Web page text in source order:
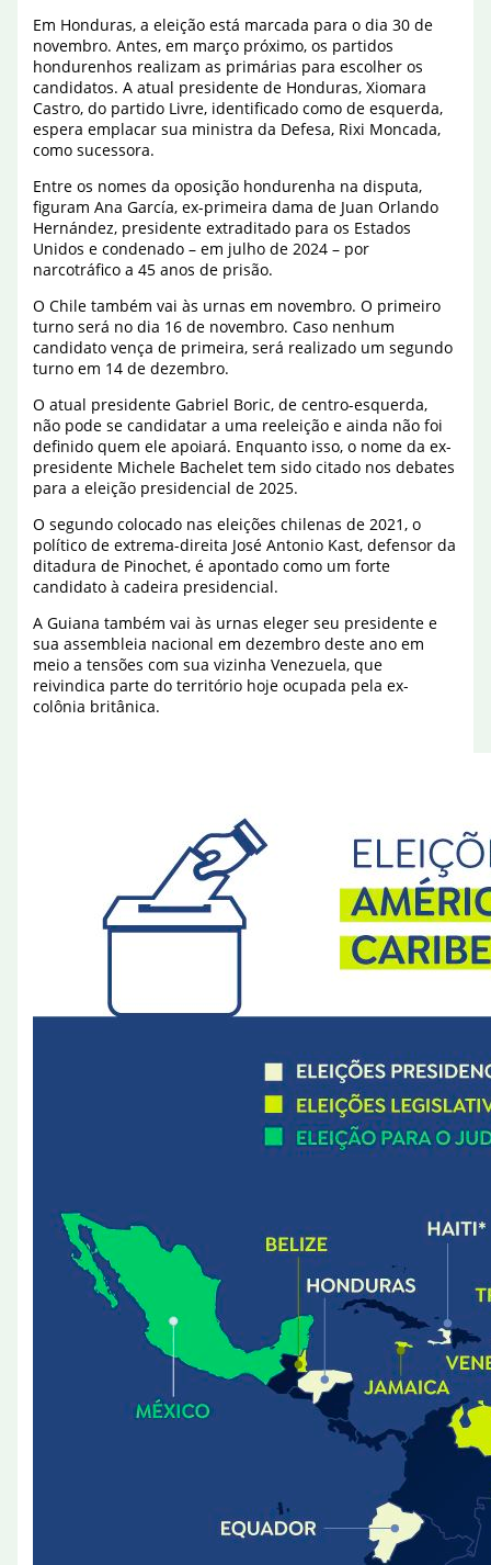
Em Honduras, a eleição está marcada para o dia 30 de
novembro. Antes, em março próximo, os partidos
hondurenhos realizam as primárias para escolher os
candidatos. A atual presidente de Honduras, Xiomara
Castro, do partido Livre, identificado como de esquerda,
espera emplacar sua ministra da Defesa, Rixi Moncada,
como sucessora.
Entre os nomes da oposição hondurenha na disputa,
figuram Ana García, ex-primeira dama de Juan Orlando
Hernández, presidente extraditado para os Estados
Unidos e condenado – em julho de 2024 – por
narcotráfico a 45 anos de prisão.
O Chile também vai às urnas em novembro. O primeiro
turno será no dia 16 de novembro. Caso nenhum
candidato vença de primeira, será realizado um segundo
turno em 14 de dezembro.
O atual presidente Gabriel Boric, de centro-esquerda,
não pode se candidatar a uma reeleição e ainda não foi
definido quem ele apoiará. Enquanto isso, o nome da ex-
presidente Michele Bachelet tem sido citado nos debates
para a eleição presidencial de 2025.
O segundo colocado nas eleições chilenas de 2021, o
político de extrema-direita José Antonio Kast, defensor da
ditadura de Pinochet, é apontado como um forte
candidato à cadeira presidencial.
A Guiana também vai às urnas eleger seu presidente e
sua assembleia nacional em dezembro deste ano em
meio a tensões com sua vizinha Venezuela, que
reivindica parte do território hoje ocupada pela ex-
colônia britânica.